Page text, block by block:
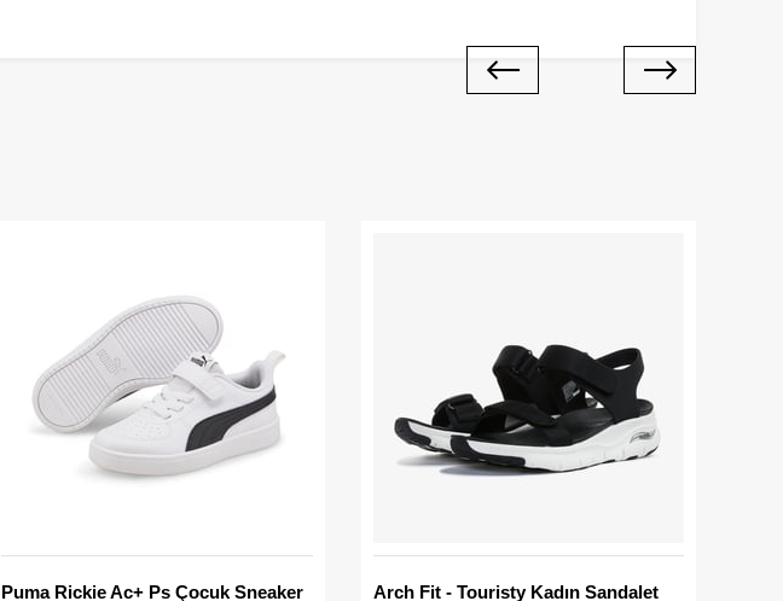
Puma Rickie Ac+ Ps Çocuk Sneaker
Arch Fit - Touristy Kadın Sandalet